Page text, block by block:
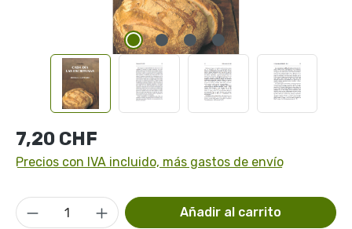
Precio normal:
7,20 CHF
Precios con IVA incluido, más gastos de envío
Cantidad del producto: introduce la
Añadir al carrito